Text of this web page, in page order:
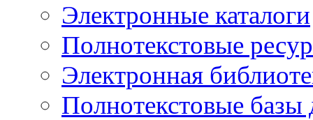
Электронные каталоги
Полнотекстовые
Электронная
Полнотекстовые